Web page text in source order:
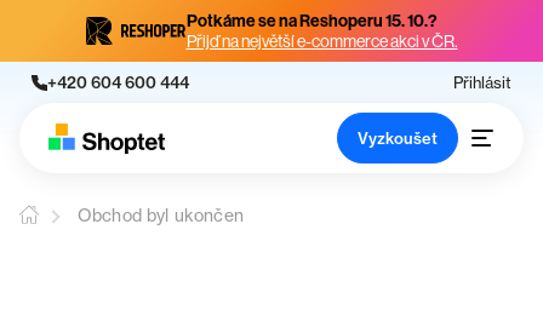
Potkáme se na Reshoperu 15. 10.?
Přijď na největší e-commerce akci v ČR.
+420 604 600 444 Přihlásit
Vyzkoušet
Obchod byl ukončen